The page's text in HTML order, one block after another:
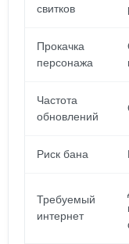
свитков
Прокачка
персонажа
Частота
обновлений
Риск бана
Требуемый
интернет